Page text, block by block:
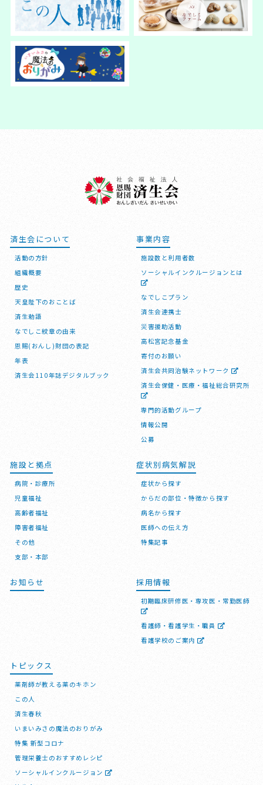
済生会について
活動の方針
組織概要
歴史
天皇陛下のおことば
済生勅語
なでしこ紋章の由来
恩賜(おんし)財団の表記
年表
済生会110年誌デジタルブック
事業内容
施設数と利用者数
ソーシャルインクルージョンとは
なでしこプラン
済生会連携士
災害援助活動
高松宮記念基金
寄付のお願い
済生会共同治験ネットワーク
済生会保健・医療・福祉総合研究所
専門的活動グループ
情報公開
公募
施設と拠点
病院・診療所
児童福祉
高齢者福祉
障害者福祉
その他
支部・本部
症状別病気解説
症状から探す
からだの部位・特徴から探す
病名から探す
医師への伝え方
特集記事
お知らせ 採用情報
初期臨床研修医・専攻医・常勤医師
看護師・看護学生・職員
看護学校のご案内
トピックス
薬剤師が教える薬のキホン
この人
済生春秋
いまいみさの魔法のおりがみ
特集 新型コロナ
管理栄養士のおすすめレシピ
ソーシャルインクルージョン